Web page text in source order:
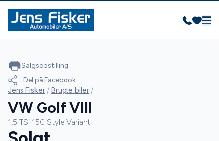
Salgsopstilling
Del på Facebook
Jens Fisker / Brugte biler /
VW Golf VIII
1,5 TSi 150 Style Variant